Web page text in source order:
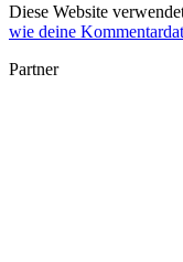
Diese Website
wie deine
Partner